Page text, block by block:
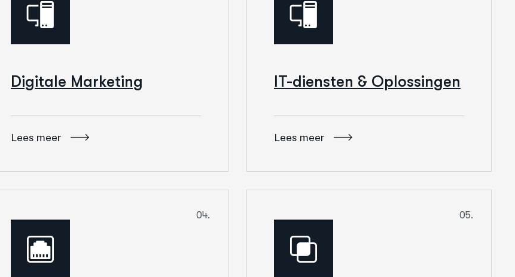
Digitale Marketing
Lees meer
IT-diensten & Oplossingen
Lees meer
04. 05.